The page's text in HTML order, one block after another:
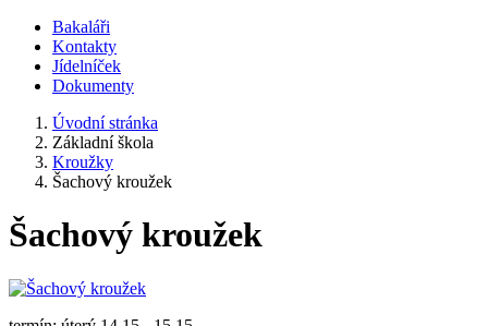
Bakaláři
Kontakty
Jídelníček
Dokumenty
Úvodní stránka
Základní škola
Kroužky
Šachový kroužek
Šachový kroužek